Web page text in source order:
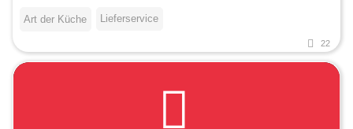
Art der Küche Lieferservice
22